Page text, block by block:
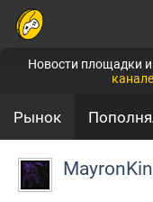
Новости площадки
Рынок